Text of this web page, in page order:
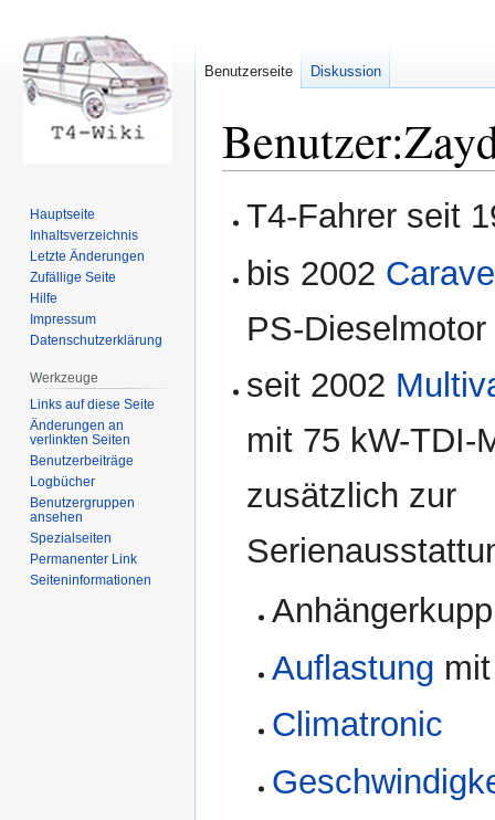
Benutzer:
Navigation
SucheT4-Fahrer seit
bis 2002
PS-Dieselmotor
seit 2002
mit 75 kW-TDI-
zusätzlich zur
Auflastung
Climatronic
Benutzerseite Diskussion
Hauptseite
Inhaltsverzeichnis
Letzte Änderungen
Zufällige Seite
Hilfe
Impressum
Datenschutzerklärung
Werkzeuge
Links auf diese Seite
Änderungen an
verlinkten Seiten
Benutzerbeiträge
Logbücher
Benutzergruppen
ansehen
Spezialseiten
Permanenter Link
Seiten­informationen